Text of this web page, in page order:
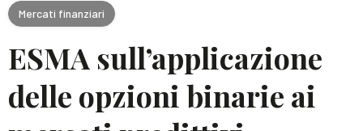
Mercati finanziari
ESMA sull’applicazione
delle opzioni binarie ai